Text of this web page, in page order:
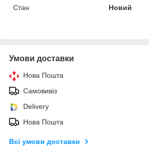
Стан
Новий
Умови доставки
Нова Пошта
Самовивіз
Delivery
Нова Пошта
Всі умови доставки